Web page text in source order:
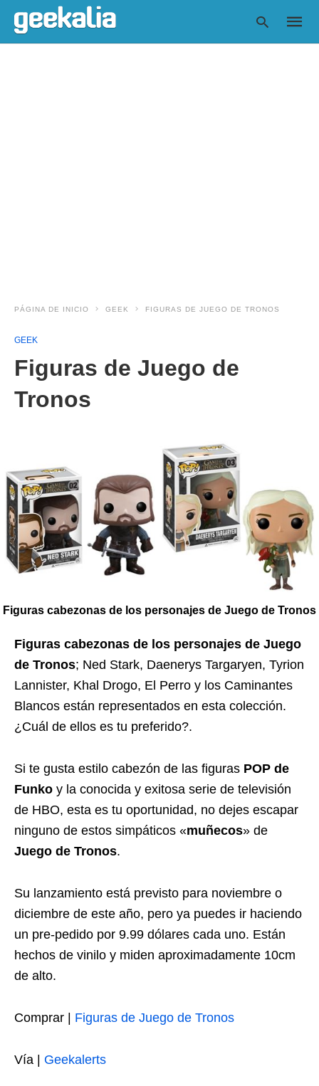
PÁGINA DE INICIO GEEK FIGURAS DE JUEGO DE TRONOS
GEEK
Figuras de Juego de
Tronos
Figuras cabezonas de los personajes de Juego de Tronos
Figuras cabezonas de los personajes de Juego
de Tronos; Ned Stark, Daenerys Targaryen, Tyrion
Lannister, Khal Drogo, El Perro y los Caminantes
Blancos están representados en esta colección.
¿Cuál de ellos es tu preferido?.
Si te gusta estilo cabezón de las figuras POP de
Funko y la conocida y exitosa serie de televisión
de HBO, esta es tu oportunidad, no dejes escapar
ninguno de estos simpáticos «muñecos» de
Juego de Tronos.
Su lanzamiento está previsto para noviembre o
diciembre de este año, pero ya puedes ir haciendo
un pre-pedido por 9.99 dólares cada uno. Están
hechos de vinilo y miden aproximadamente 10cm
de alto.
Comprar | Figuras de Juego de Tronos
Vía | Geekalerts